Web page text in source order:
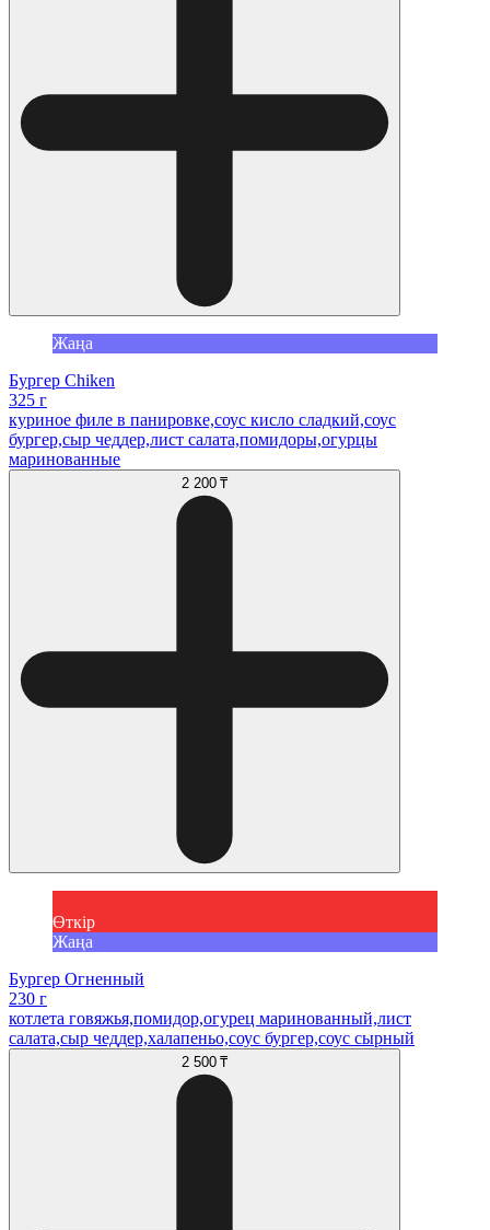
Жаңа
Бургер Chiken
325 г
куриное филе в панировке,соус кисло сладкий,соус
бургер,сыр чеддер,лист салата,помидоры,огурцы
маринованные
2 200 ₸
Өткір
Жаңа
Бургер Огненный
230 г
котлета говяжья,помидор,огурец маринованный,лист
салата,сыр чеддер,халапеньо,соус бургер,соус сырный
2 500 ₸